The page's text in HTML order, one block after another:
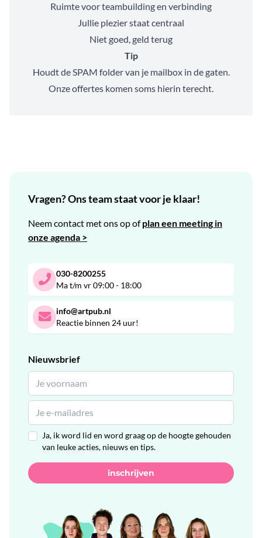
Ruimte voor teambuilding en verbinding
Jullie plezier staat centraal
Niet goed, geld terug
Tip
Houdt de SPAM folder van je mailbox in de gaten.
Onze offertes komen soms hierin terecht.
Vragen? Ons team staat voor je klaar!
Neem contact met ons op ofplan een meeting in
onze agenda >
030-8200255
Ma t/m vr 09:00 - 18:00
info@artpub.nl
Reactie binnen 24 uur!
Nieuwsbrief
Ja, ik word lid en word graag op de hoogte gehouden
van leuke acties, nieuws en tips.